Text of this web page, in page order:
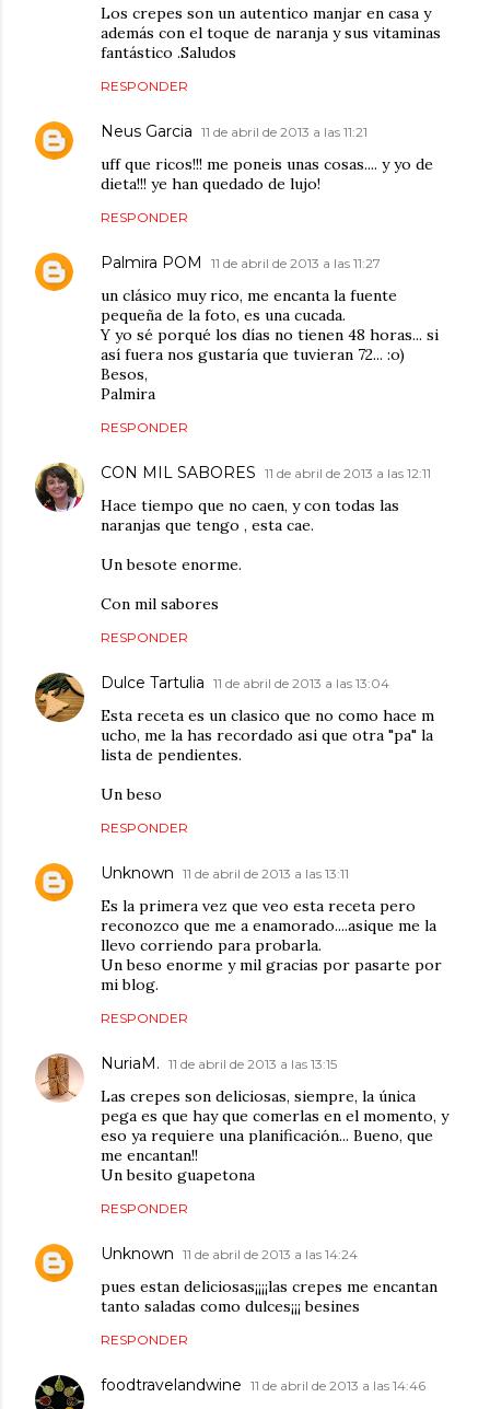
Los crepes son un autentico manjar en casa y
además con el toque de naranja y sus vitaminas
fantástico .Saludos
RESPONDER
Neus Garcia 11 de abril de 2013 a las 11:21
uff que ricos!!! me poneis unas cosas.... y yo de
dieta!!! ye han quedado de lujo!
RESPONDER
Palmira POM 11 de abril de 2013 a las 11:27
un clásico muy rico, me encanta la fuente
pequeña de la foto, es una cucada.
Y yo sé porqué los días no tienen 48 horas... si
así fuera nos gustaría que tuvieran 72... :o)
Besos,
Palmira
RESPONDER
CON MIL SABORES 11 de abril de 2013 a las 12:11
Hace tiempo que no caen, y con todas las
naranjas que tengo , esta cae.
Un besote enorme.
Con mil sabores
RESPONDER
Dulce Tartulia 11 de abril de 2013 a las 13:04
Esta receta es un clasico que no como hace m
ucho, me la has recordado asi que otra "pa" la
lista de pendientes.
Un beso
RESPONDER
Unknown 11 de abril de 2013 a las 13:11
Es la primera vez que veo esta receta pero
reconozco que me a enamorado....asique me la
llevo corriendo para probarla.
Un beso enorme y mil gracias por pasarte por
mi blog.
RESPONDER
NuriaM. 11 de abril de 2013 a las 13:15
Las crepes son deliciosas, siempre, la única
pega es que hay que comerlas en el momento, y
eso ya requiere una planificación... Bueno, que
me encantan!!
Un besito guapetona
RESPONDER
Unknown 11 de abril de 2013 a las 14:24
pues estan deliciosas¡¡¡¡las crepes me encantan
tanto saladas como dulces¡¡¡ besines
RESPONDER
foodtravelandwine 11 de abril de 2013 a las 14:46